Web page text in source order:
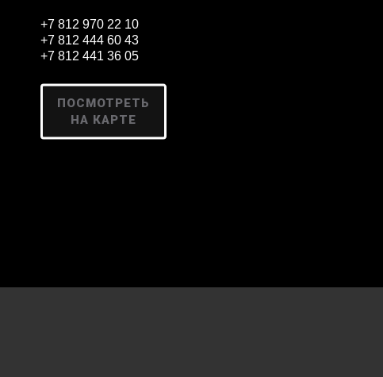
+7 812 970 22 10
+7 812 444 60 43
+7 812 441 36 05
ПОСМОТРЕТЬ
НА КАРТЕ